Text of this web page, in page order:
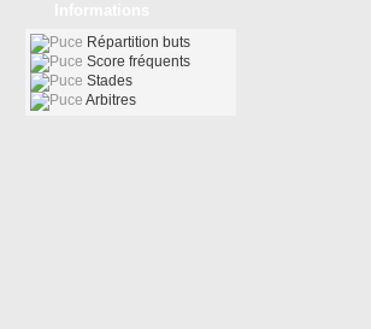
Répartition buts
Score fréquents
Stades
Arbitres